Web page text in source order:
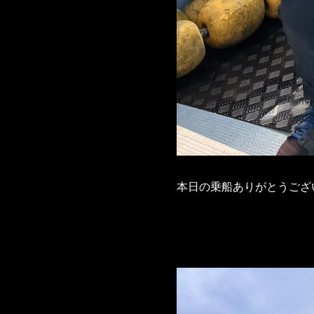
本日の乗船ありがとうご